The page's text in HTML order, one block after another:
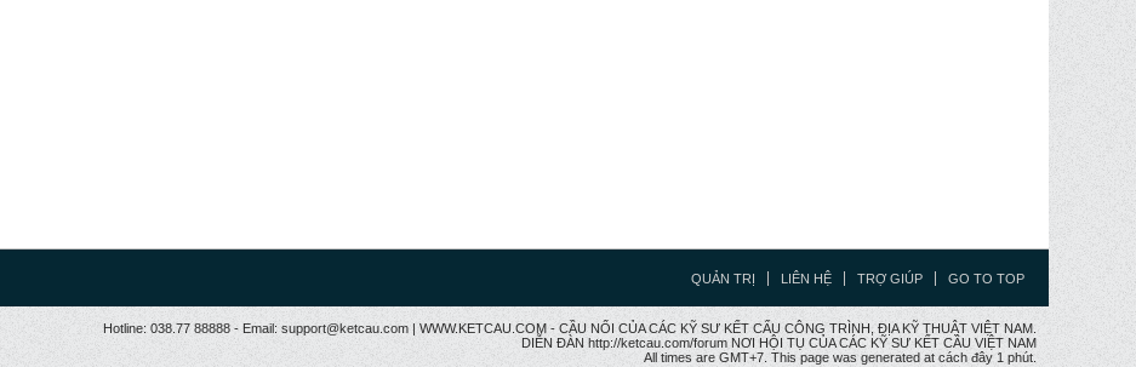
QUẢN TRỊ LIÊN HỆ TRỢ GIÚP GO TO TOP
Hotline: 038.77 88888 - Email: support@ketcau.com | WWW.KETCAU.COM - CẦU NỐI CỦA CÁC KỸ SƯ KẾT CẤU CÔNG TRÌNH, ĐỊA KỸ THUẬT VIỆT NAM.
DIỄN ĐÀN http://ketcau.com/forum NƠI HỘI TỤ CỦA CÁC KỸ SƯ KẾT CÂU VIỆT NAM
All times are GMT+7. This page was generated at cách đây 1 phút.